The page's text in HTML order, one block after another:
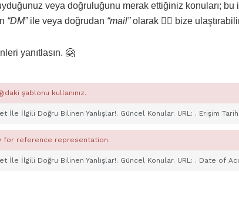
veya doğruluğunu merak ettiğiniz konuları; bu
“DM”ile veya doğrudan “mail”olarak 👇🏾 bize
yanıtlasın. 🤗
şablonu kullanınız.
İle İlgili Doğru Bilinen Yanlışlar!. Güncel Konular. URL: . Erişim
for reference representation.
İle İlgili Doğru Bilinen Yanlışlar!. Güncel Konular. URL: . Date of